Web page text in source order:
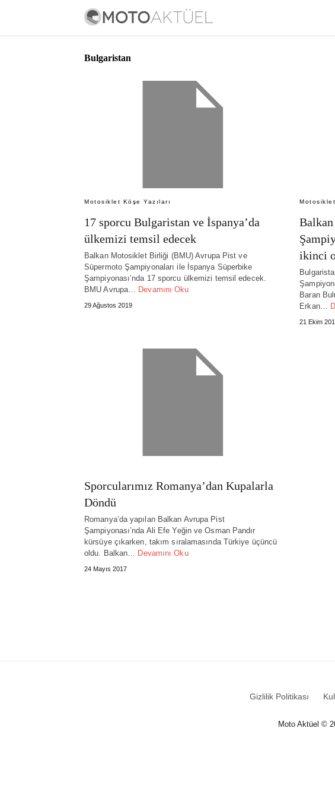
Bulgaristan
Motosiklet Köşe Yazıları
17 sporcu Bulgaristan ve İspanya’da
ülkemizi temsil edecek
Balkan Motosiklet Birliği (BMU) Avrupa Pist ve
Süpermoto Şampiyonaları ile İspanya Süperbike
Şampiyonası’nda 17 sporcu ülkemizi temsil edecek.
BMU Avrupa… Devamını Oku
29 Ağustos 2019
ikinci
Baran
Erkan…
21 Ekim
Sporcularımız Romanya’dan Kupalarla
Döndü
Romanya’da yapılan Balkan Avrupa Pist
Şampiyonası’nda Ali Efe Yeğin ve Osman Pandır
kürsüye çıkarken, takım sıralamasında Türkiye üçüncü
oldu. Balkan… Devamını Oku
24 Mayıs 2017
Gizlilik Politikası
Moto Aktüel ©